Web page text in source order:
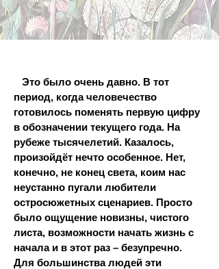
Это было очень давно. В тот
период, когда человечество
готовилось поменять первую цифру
в обозначении текущего года. На
рубеже тысячелетий. Казалось,
произойдёт нечто особенное. Нет,
конечно, не конец света, коим нас
неустанно пугали любители
остросюжетных сценариев. Просто
было ощущение новизны, чистого
листа, возможности начать жизнь с
начала и в этот раз – безупречно.
Для большинства людей эти